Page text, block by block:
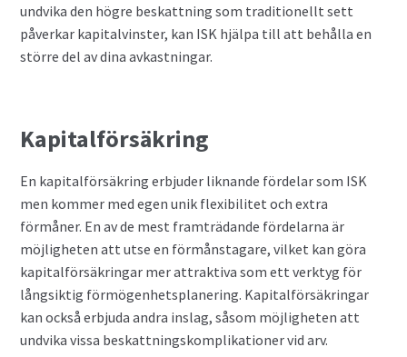
undvika den högre beskattning som traditionellt sett
påverkar kapitalvinster, kan ISK hjälpa till att behålla en
större del av dina avkastningar.
Kapitalförsäkring
En kapitalförsäkring erbjuder liknande fördelar som ISK
men kommer med egen unik flexibilitet och extra
förmåner. En av de mest framträdande fördelarna är
möjligheten att utse en förmånstagare, vilket kan göra
kapitalförsäkringar mer attraktiva som ett verktyg för
långsiktig förmögenhetsplanering. Kapitalförsäkringar
kan också erbjuda andra inslag, såsom möjligheten att
undvika vissa beskattningskomplikationer vid arv.